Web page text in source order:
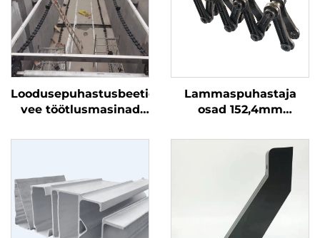
Loodusepuhastusbeetide
vee töötlusmasinad
Lammaspuhastaja
osad 152,4mm
transpordikett